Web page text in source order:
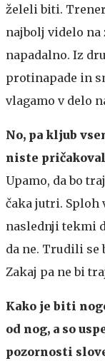
želeli biti.
najbolj videlo
napadalno. Iz
protinapade in
vlagamo v delo
No, pa kljub
niste
Upamo, da bo
čaka jutri. Sploh
naslednji tekmi
da ne. Trudili se
Zakaj pa ne bi
Kako je biti
od nog, a so
pozornosti